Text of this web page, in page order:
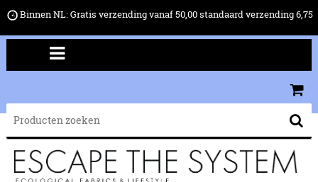
Binnen NL: Gratis verzending vanaf 50,00 standaard verzending 6,75